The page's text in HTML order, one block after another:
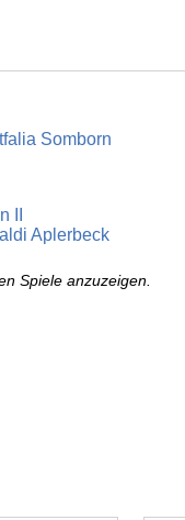
Somborn
II
Aplerbeck
Spiele anzuzeigen.